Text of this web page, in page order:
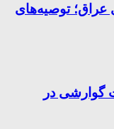
عراق؛ توصیه‌های
گوارشی در